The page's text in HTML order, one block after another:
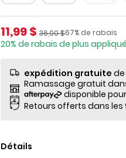
Prix de solde
11,99 $ Pourcentage de
67% de rabais
Prix ​​de détail suggéré
36,00 $
20% de rabais de plus appliqué
expédition gratuite de
Ramassage gratuit
Retours offerts dans les
Détails